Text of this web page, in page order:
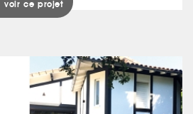
voir ce projet